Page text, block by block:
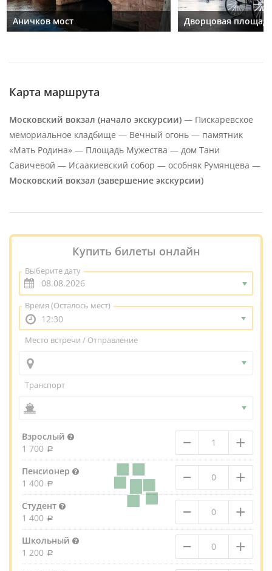
Аничков мост Дворцовая
Карта маршрута
Московский вокзал (начало экскурсии) — Пискаревское
мемориальное кладбище — Вечный огонь — памятник
«Мать Родина» — Площадь Мужества — дом Тани
Савичевой — Исаакиевский собор — особняк Румянцева —
Московский вокзал (завершение экскурсии)
Купить билеты онлайн
Выберите дату
Время (Осталось мест)
12:30
Место встречи / Отправление
Транспорт
Взрослый
1 700
– +
Пенсионер
1 400
– +
Студент
1 400
– +
Школьный
1 200
– +